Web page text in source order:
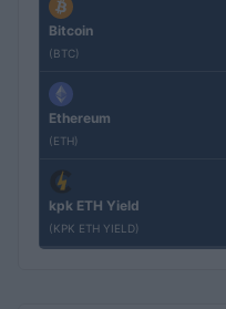
Bitcoin
(BTC)
Ethereum
(ETH)
kpk ETH Yield
(KPK ETH YIELD)